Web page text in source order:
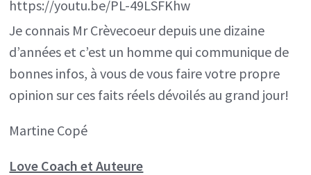
https://youtu.be/PL-49LSFKhw
Je connais Mr Crèvecoeur depuis une dizaine
d’années et c’est un homme qui communique de
bonnes infos, à vous de vous faire votre propre
opinion sur ces faits réels dévoilés au grand jour!
Martine Copé
Love Coach et Auteure